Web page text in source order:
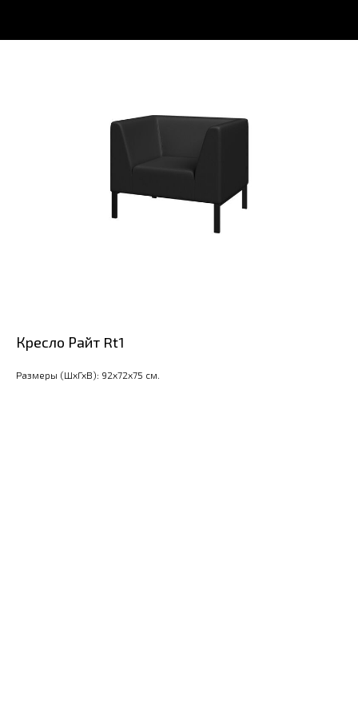
Кресло Райт Rt1
Размеры (ШхГхВ): 92x72x75 см.